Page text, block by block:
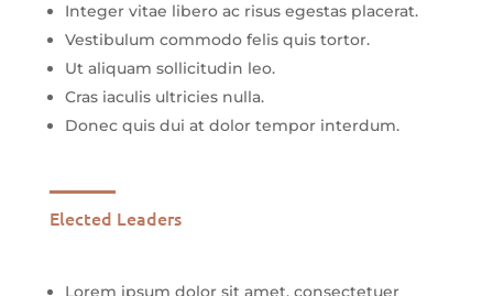
Integer vitae libero ac risus egestas placerat.
Vestibulum commodo felis quis tortor.
Ut aliquam sollicitudin leo.
Cras iaculis ultricies nulla.
Donec quis dui at dolor tempor interdum.
Elected Leaders
Lorem ipsum dolor sit amet, consectetuer